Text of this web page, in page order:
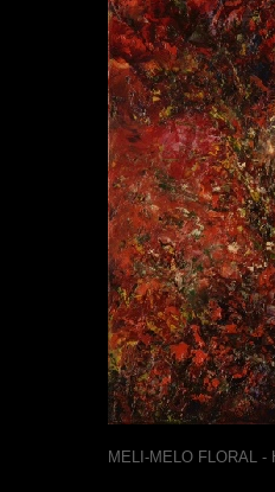
MELI-MELO FLORAL -